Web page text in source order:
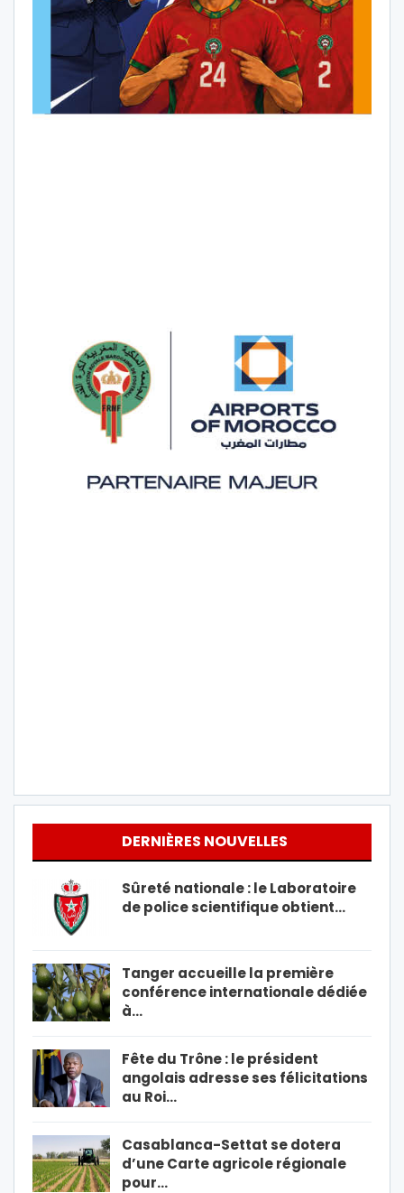
DERNIÈRES NOUVELLES
Sûreté nationale : le Laboratoire
de police scientifique obtient…
Tanger accueille la première
conférence internationale dédiée
à…
Fête du Trône : le président
angolais adresse ses félicitations
au Roi…
Casablanca-Settat se dotera
d’une Carte agricole régionale
pour…